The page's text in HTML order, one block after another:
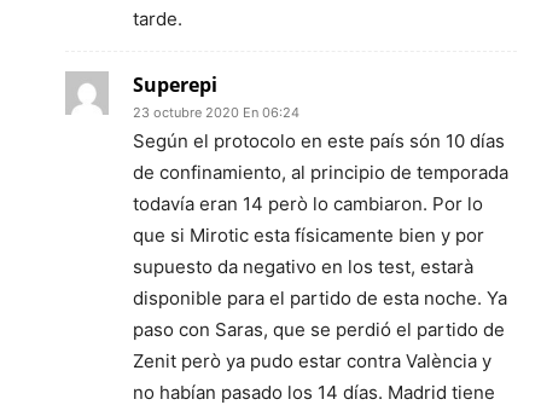
tarde.
Superepi
23 octubre 2020 En 06:24
Según el protocolo en este país són 10 días
de confinamiento, al principio de temporada
todavía eran 14 però lo cambiaron. Por lo
que si Mirotic esta físicamente bien y por
supuesto da negativo en los test, estarà
disponible para el partido de esta noche. Ya
paso con Saras, que se perdió el partido de
Zenit però ya pudo estar contra València y
no habían pasado los 14 días. Madrid tiene